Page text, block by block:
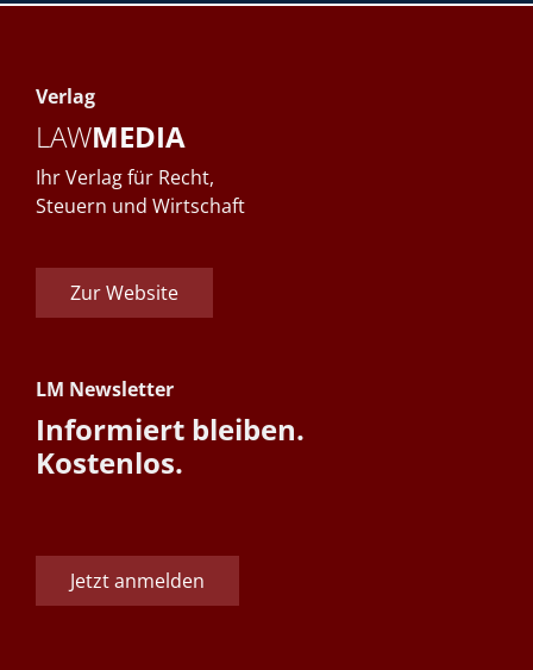
Verlag
LAWMEDIA
Ihr Verlag für Recht,
Steuern und Wirtschaft
Zur Website
LM Newsletter
Informiert bleiben.
Kostenlos.
Jetzt anmelden